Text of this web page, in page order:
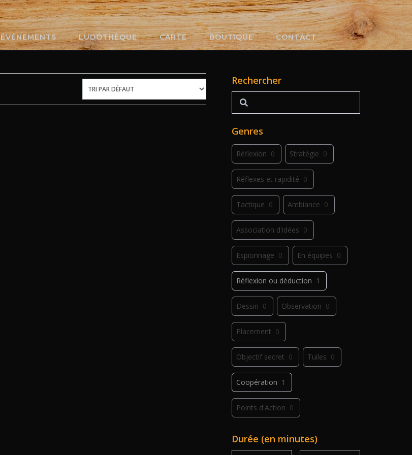
ÉVÉNEMENTS LUDOTHÈQUE CARTE BOUTIQUE CONTACT
Rechercher
Rechercher
Genres
Réflexion 0 Stratégie 0
Réflexes et rapidité 0
Tactique 0 Ambiance 0
Association d'idées 0
Espionnage 0 En équipes 0
Réflexion ou déduction 1
Dessin 0 Observation 0
Placement 0
Objectif secret 0 Tuiles 0
Coopération 1
Points d'Action 0
Déplacement 0
Durée (en minutes)